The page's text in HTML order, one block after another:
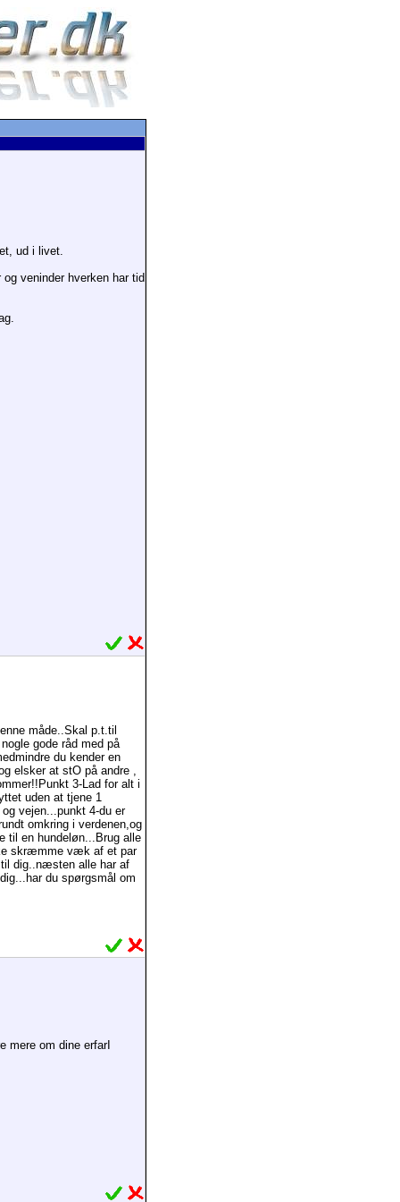
ud i livet.
veninder hverken har tid
måde..Skal p.t.til
gode råd med på
du kender en
elsker at stO på andre ,
3-Lad for alt i
uden at tjene 1
vejen...punkt 4-du er
omkring i verdenen,og
til en hundeløn...Brug alle
skræmme væk af et par
dig..næsten alle har af
du spørgsmål om
mere om dine erfarI